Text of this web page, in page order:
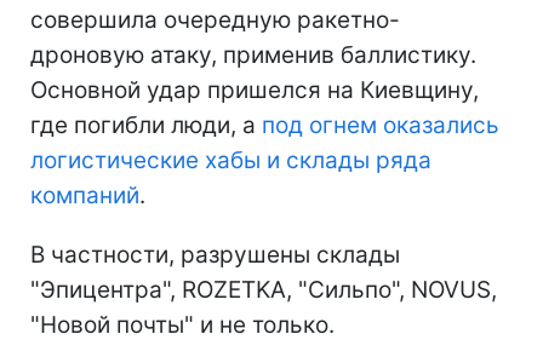
совершила очередную ракетно-
дроновую атаку, применив баллистику.
Основной удар пришелся на Киевщину,
где погибли люди, а под огнем оказались
логистические хабы и склады ряда
компаний.
В частности, разрушены склады
"Эпицентра", ROZETKA, "Сильпо", NOVUS,
"Новой почты" и не только.